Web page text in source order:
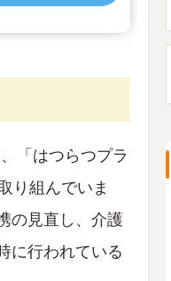
「はつらつプラ
り組んでいま
の見直し、介護
に行われている